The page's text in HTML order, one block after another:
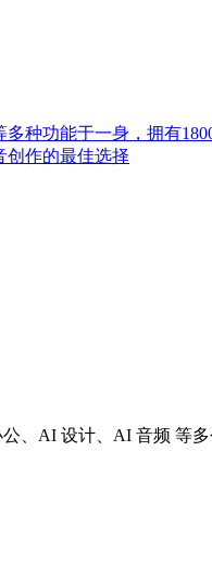
种功能于一身，拥有
创作的最佳选择
、AI 设计、AI 音频 等